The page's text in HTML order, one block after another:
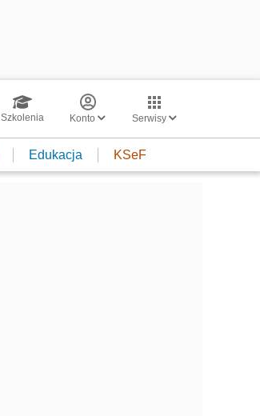
Szkolenia Konto Serwisy
Edukacja KSeF